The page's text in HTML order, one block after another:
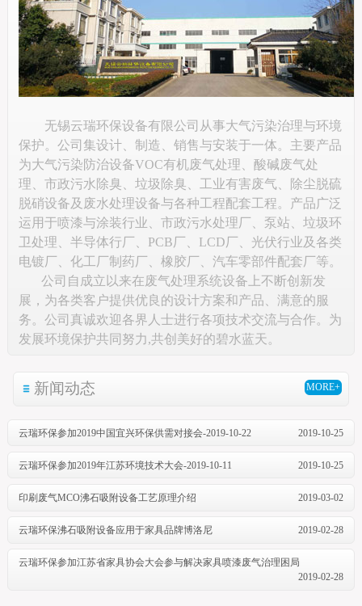
无锡云瑞环保设备有限公司从事大气污染治理与环境
保护。公司集设计、制造、销售与安装于一体。主要产品
为大气污染防治设备VOC有机废气处理、酸碱废气处
理、市政污水除臭、垃圾除臭、工业有害废气、除尘脱硫
脱硝设备及废水处理设备与各种工程配套工程。产品广泛
运用于喷漆与涂装行业、市政污水处理厂、泵站、垃圾环
卫处理、半导体行厂、PCB厂、LCD厂、光伏行业及各类
电镀厂、化工厂制药厂、橡胶厂、汽车零部件配套厂等。
公司自成立以来在废气处理系统设备上不断创新发
展，为各类客户提供优良的设计方案和产品、满意的服
务。公司真诚欢迎各界人士进行各项技术交流与合作。为
发展环境保护共同努力,共创美好的碧水蓝天。
新闻动态 MORE+
云瑞环保参加2019中国宜兴环保供需对接会-2019-10-22 2019-10-25
云瑞环保参加2019年江苏环境技术大会-2019-10-11 2019-10-25
印刷废气MCO沸石吸附设备工艺原理介绍 2019-03-02
云瑞环保沸石吸附设备应用于家具品牌博洛尼 2019-02-28
云瑞环保参加江苏省家具协会大会参与解决家具喷漆废气治理困局
2019-02-28